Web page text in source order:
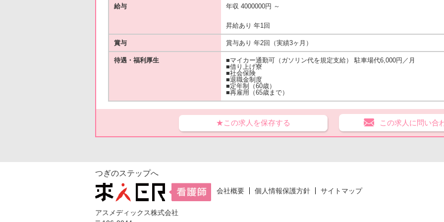
給与 年収 4000000円 ～
昇給あり 年1回
賞与 賞与あり 年2回（実績3ヶ月）
待遇・福利厚生
■マイカー通勤可（ガソリン代を規定支給） 駐車場代6,000円／月
■借り上げ寮
■社会保険
■退職金制度
■定年制（60歳）
■再雇用（65歳まで）
★この求人を保存する この求人に問い合
つぎのステップへ
会社概要 個人情報保護方針 サイトマップ
アスメディックス株式会社